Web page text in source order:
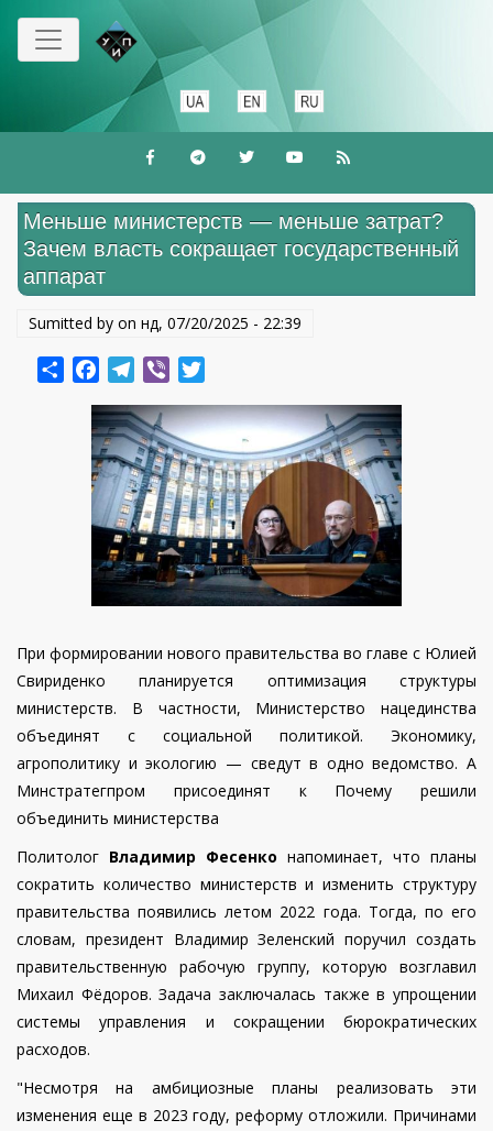
Перейти
основного
Меньше министерств — меньше затрат?
Зачем власть сокращает государственный
аппарат
Sumitted by on нд, 07/20/2025 - 22:39
ShareFacebookTelegram
Viber
При формировании нового правительства во главе с Юлией
Свириденко планируется оптимизация структуры
министерств. В частности, Министерство нацединства
объединят с социальной политикой. Экономику,
агрополитику и экологию — сведут в одно ведомство. А
Минстратегпром присоединят к Почему решили
объединить министерства
Политолог Владимир Фесенко напоминает, что планы
сократить количество министерств и изменить структуру
правительства появились летом 2022 года. Тогда, по его
словам, президент Владимир Зеленский поручил создать
правительственную рабочую группу, которую возглавил
Михаил Фёдоров. Задача заключалась также в упрощении
системы управления и сокращении бюрократических
расходов.
"Несмотря на амбициозные планы реализовать эти
изменения еще в 2023 году, реформу отложили. Причинами